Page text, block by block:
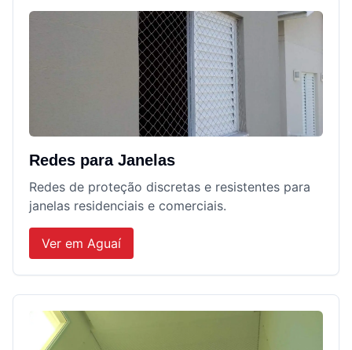
Redes para Janelas
Redes de proteção discretas e resistentes para
janelas residenciais e comerciais.
Ver em Aguaí